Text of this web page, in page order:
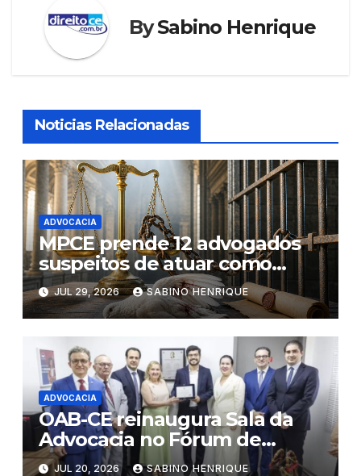
BySabino Henrique
Noticias Relacionadas
ADVOCACIA
MPCE prende 12 advogados
suspeitos de atuar como
“pombos- correio” de facções
criminosas no Ceará
JUL 29, 2026 SABINO HENRIQUE
ADVOCACIA
OAB-CE reinaugura Sala da
Advocacia no Fórum de
Eusébio
JUL 20, 2026 SABINO HENRIQUE